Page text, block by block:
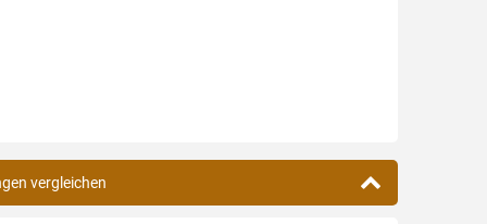
vergleichen